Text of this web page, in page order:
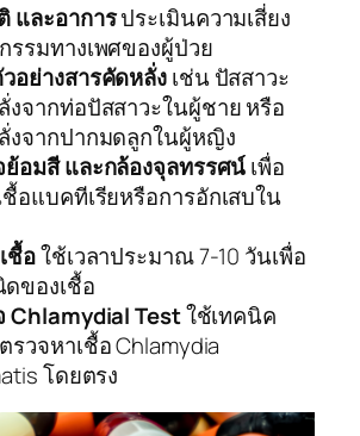
และอาการประเมินความเสี่ยง
รรมทางเพศของผู้ป่วย
อย่างสารคัดหลั่งเช่น ปัสสาวะ
งจากท่อปัสสาวะในผู้ชาย หรือ
งจากปากมดลูกในผู้หญิง
ย้อมสี และกล้องจุลทรรศน์เพื่อ
ชื้อแบคทีเรียหรือการอักเสบใน
ชื้อใช้เวลาประมาณ 7-10 วันเพื่อ
ของเชื้อ
Chlamydial Testใช้เทคนิค
รวจหาเชื้อ Chlamydia
โดยตรง